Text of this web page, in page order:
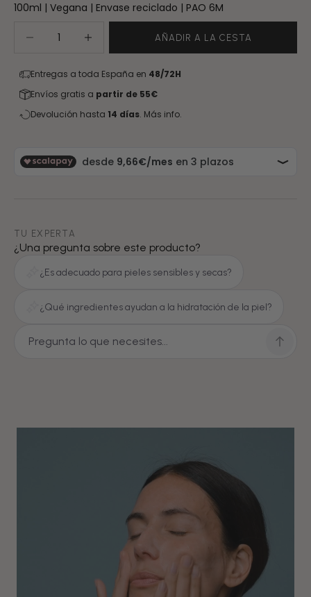
100ml | Vegana | Envase reciclado | PAO 6M
Aumentar cantidad
AÑADIR A LA CESTA
Entregas a toda España en 48/72H
Envíos gratis a partir de 55€
Devolución hasta 14 días. Más info.
TU EXPERTA
¿Una pregunta sobre este producto?
¿Es adecuado para pieles sensibles y secas?
¿Qué ingredientes ayudan a la hidratación de la piel?